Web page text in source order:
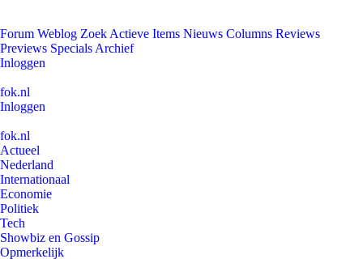
Forum Weblog Zoek Actieve Items Nieuws Columns Reviews
Previews Specials Archief
Inloggen
fok.nl
Inloggen
fok.nl
Actueel
Nederland
Internationaal
Economie
Politiek
Tech
Showbiz en Gossip
Opmerkelijk